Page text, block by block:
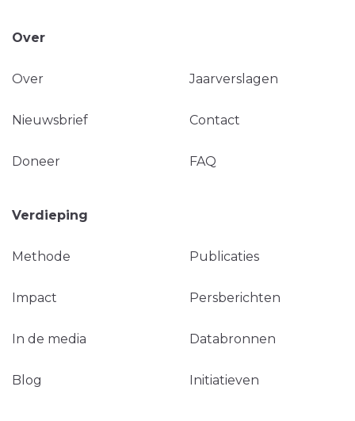
Over
Over Jaarverslagen
Nieuwsbrief Contact
Doneer FAQ
Verdieping
Methode Publicaties
Impact Persberichten
In de media Databronnen
Blog Initiatieven